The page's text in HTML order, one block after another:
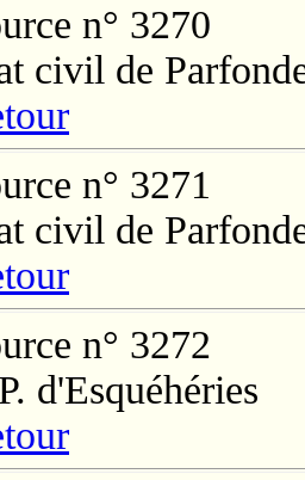
n° 3270
civil de
n° 3271
civil de
n° 3272
d'Esquéhéries